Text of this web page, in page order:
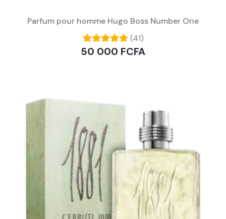
Parfum pour homme Hugo Boss Number One
(41)
50 000 FCFA